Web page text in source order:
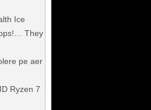
Ice
They
pe aer
Ryzen 7